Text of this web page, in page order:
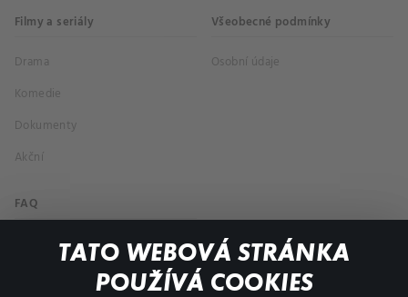
TATO WEBOVÁ STRÁNKA
POUŽÍVÁ COOKIES
Filmy a seriály
Drama
Komedie
Dokumenty
Akční
Všeobecné podmínky
Osobní údaje
FAQ
Můj účet
Důležité odkazy